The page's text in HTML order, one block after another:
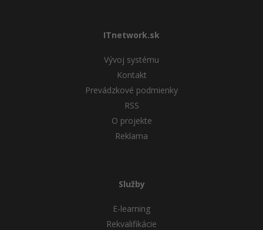
ITnetwork.sk
Vývoj systému
Kontakt
Prevádzkové podmienky
RSS
O projekte
Reklama
Služby
E-learning
Rekvalifikácie